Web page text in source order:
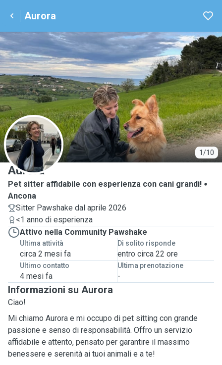
Aurora
1/10
A
Aurora
Pet sitter affidabile con esperienza con cani grandi!
Ancona
Sitter Pawshake dal aprile 2026
<1 anno di esperienza
Attivo nella Community Pawshake
Ultima attività
circa 2 mesi fa
Di solito risponde
entro circa 22 ore
Ultimo contatto
4 mesi fa
Ultima prenotazione
-
Informazioni su Aurora
Ciao!
Mi chiamo Aurora e mi occupo di pet sitting con grande
passione e senso di responsabilità. Offro un servizio
affidabile e attento, pensato per garantire il massimo
benessere e serenità ai tuoi animali e a te!